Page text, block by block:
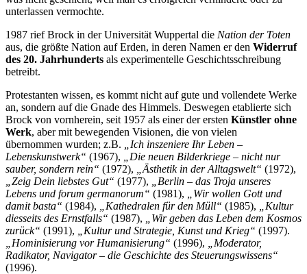
unterlassen vermochte.
1987 rief Brock in der Universität Wuppertal die Nation der Toten
aus, die größte Nation auf Erden, in deren Namen er den Widerruf
des 20. Jahrhunderts als experimentelle Geschichtsschreibung
betreibt.
Protestanten wissen, es kommt nicht auf gute und vollendete Werke
an, sondern auf die Gnade des Himmels. Deswegen etablierte sich
Brock von vornherein, seit 1957 als einer der ersten Künstler ohne
Werk, aber mit bewegenden Visionen, die von vielen
übernommen wurden; z.B. „Ich inszeniere Ihr Leben –
Lebenskunstwerk“ (1967),
„Die neuen Bilderkriege – nicht nur
sauber, sondern rein“ (1972), „Ästhetik in der Alltagswelt“ (1972),
„Zeig Dein liebstes Gut“ (1977), „Berlin – das Troja unseres
Lebens und forum germanorum“ (1981),
„Wir wollen Gott und
damit basta“ (1984), „Kathedralen für den Müll“ (1985),
„Kultur
diesseits des Ernstfalls“ (1987),
„Wir geben das Leben dem Kosmos
zurück“ (1991), „Kultur und Strategie, Kunst und Krieg“ (1997).
„Hominisierung vor Humanisierung“ (1996),
„Moderator,
Radikator, Navigator – die Geschichte des Steuerungswissens“
(1996).